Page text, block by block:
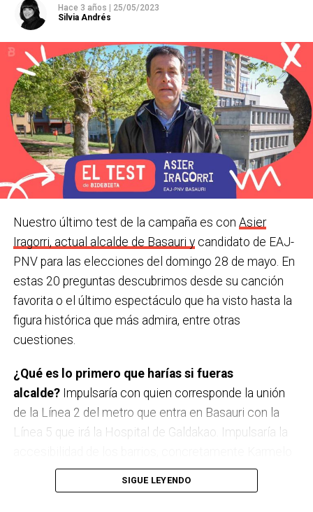
concejales, los mismos que sumaron en 2019 como
Basauri Bai. El PP mantiene un edil y sube un puñado
de votos. El Partido Humanista ha conseguido 206
votos.
Basauri
Infogram
Hace 3 años | 25/05/2023
Silvia Andrés
Nuestro último test de la campaña es con Asier
Iragorri, actual alcalde de Basauri ycandidato de EAJ-
PNV para las elecciones del domingo 28 de mayo. En
estas 20 preguntas descubrimos desde su canción
favorita o el último espectáculo que ha visto hasta la
figura histórica que más admira, entre otras
cuestiones.
¿Qué es lo primero que harías si fueras
alcalde? Impulsaría con quien corresponde la unión
de la Línea 2 del metro que entra en Basauri con la
Línea 5 que irá la Hospital de Galdakao. Impulsaría la
Torre, buscando la mejor opción para unir la parte baja
y la alta de Karmelo Torre, obviamente buscando el
SIGUE LEYENDO